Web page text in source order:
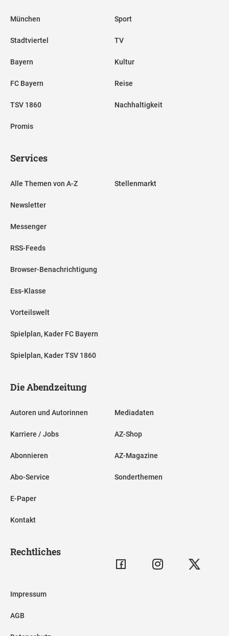
München
Stadtviertel
Bayern
FC Bayern
TSV 1860
Promis
Sport
TV
Kultur
Reise
Nachhaltigkeit
Services
Alle Themen von A-Z
Newsletter
Messenger
RSS-Feeds
Browser-Benachrichtigung
Ess-Klasse
Vorteilswelt
Spielplan, Kader FC Bayern
Spielplan, Kader TSV 1860
Stellenmarkt
Die Abendzeitung
Autoren und Autorinnen
Karriere / Jobs
Abonnieren
Abo-Service
E-Paper
Kontakt
Mediadaten
AZ-Shop
AZ-Magazine
Sonderthemen
Rechtliches
Impressum
AGB